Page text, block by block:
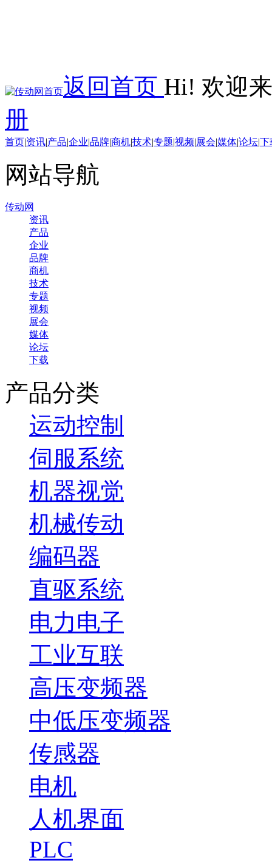
返回首页 Hi! 欢迎
册
首页|资讯|产品|企业|品牌|商机|技术|专题|视频|展会|媒体|论坛|下
网站导航
传动网
资讯
产品
企业
品牌
商机
技术
专题
视频
展会
媒体
论坛
下载
产品分类
运动控制
伺服系统
机器视觉
机械传动
编码器
直驱系统
电力电子
工业互联
高压变频器
中低压变频器
传感器
电机
人机界面
PLC